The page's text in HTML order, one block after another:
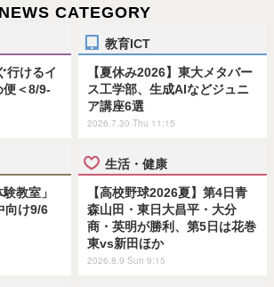
NEWS CATEGORY
行けるイ
便＜8/9-
教育ICT
【夏休み2026】東大メタバー
ス工学部、生成AIなどジュニ
ア講座6選
2026.7.30 Thu 11:15
教室」
向け9/6
生活・健康
【高校野球2026夏】第4日青
森山田・東日大昌平・大分
商・英明が勝利、第5日は花巻
東vs新田ほか
2026.8.9 Sun 9:15